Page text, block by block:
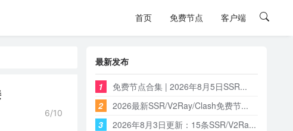
首页 免费节点 客户端
6/10
最新发布
1
免费节点合集 | 2026年8月5日SSR...
2
2026最新SSR/V2Ray/Clash免费节...
3
2026年8月3日更新：15条SSR/V2Ra...